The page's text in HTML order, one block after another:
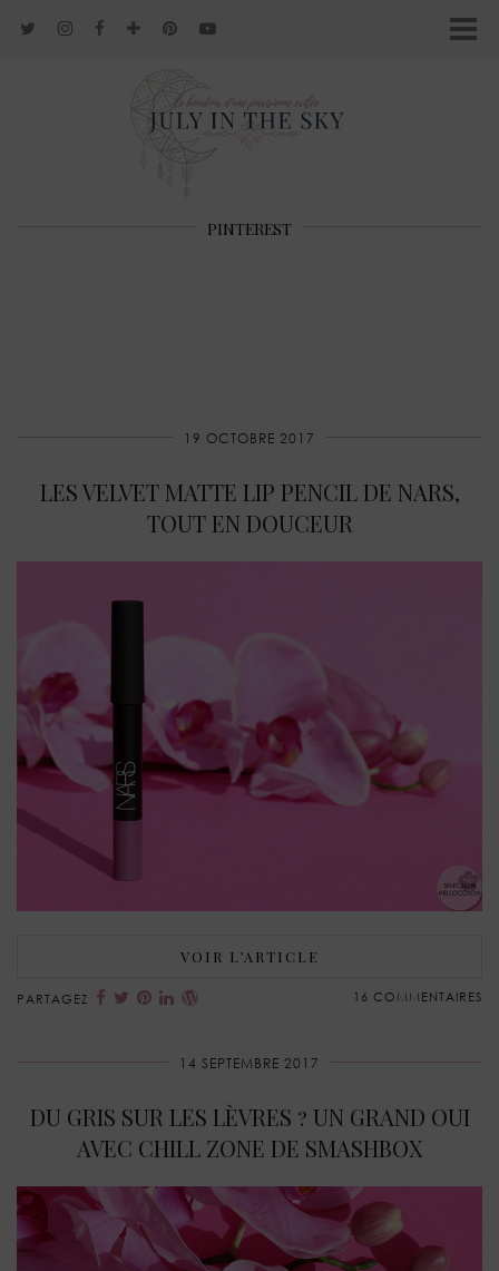
PINTEREST
19 OCTOBRE 2017
​LES VELVET MATTE LIP PENCIL DE NARS,
TOUT EN DOUCEUR
VOIR L’ARTICLE
PARTAGEZ 16 COMMENTAIRES
14 SEPTEMBRE 2017
DU GRIS SUR LES LÈVRES ? UN GRAND OUI
AVEC CHILL ZONE DE SMASHBOX